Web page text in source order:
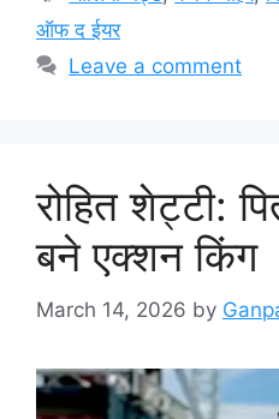
ऑफ द ईयर
Leave a comment
रोहित शेट्टी:
बने एक्शन किंग
March 14, 2026 by